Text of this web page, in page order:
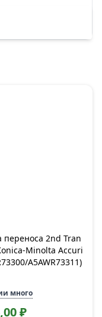
переноса 2nd Tran
Minolta Accuri
A5AWR73311)
много
₽